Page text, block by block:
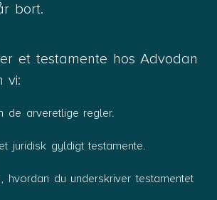
bort.
et testamente hos Advodan
vi:
de arveretlige regler.
juridisk gyldigt testamente.
hvordan du underskriver testamentet